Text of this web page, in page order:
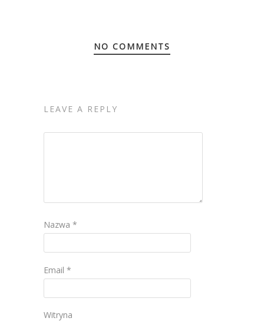
NO COMMENTS
LEAVE A REPLY
Nazwa *
Email *
Witryna